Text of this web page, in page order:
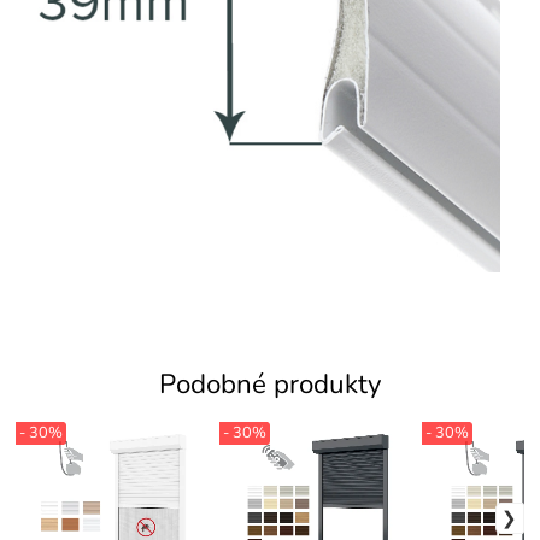
Podobné produkty
- 30% - 30% - 30%